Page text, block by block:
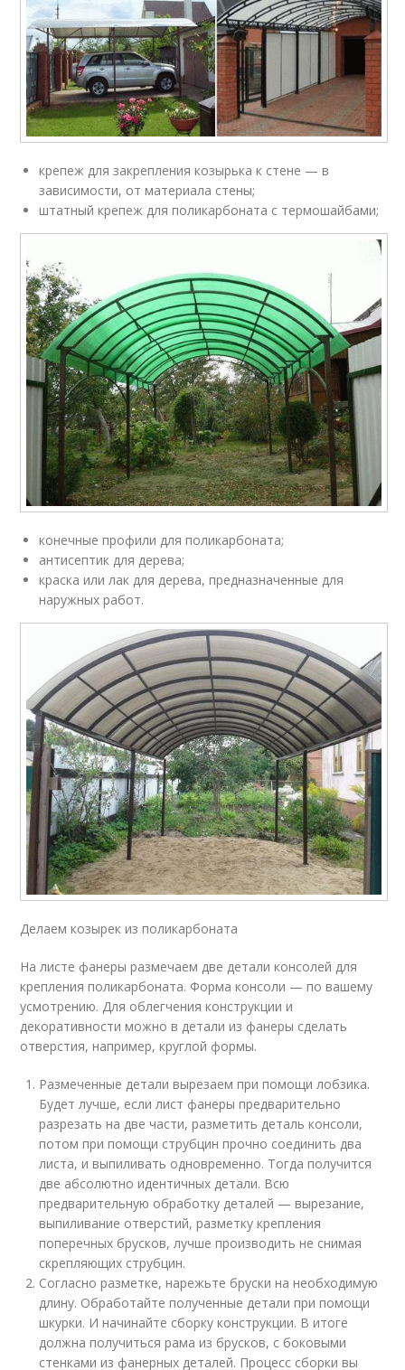
крепеж для закрепления козырька к стене — в
зависимости, от материала стены;
штатный крепеж для поликарбоната с термошайбами;
конечные профили для поликарбоната;
антисептик для дерева;
краска или лак для дерева, предназначенные для
наружных работ.
Делаем козырек из поликарбоната
На листе фанеры размечаем две детали консолей для
крепления поликарбоната. Форма консоли — по вашему
усмотрению. Для облегчения конструкции и
декоративности можно в детали из фанеры сделать
отверстия, например, круглой формы.
Размеченные детали вырезаем при помощи лобзика.
Будет лучше, если лист фанеры предварительно
разрезать на две части, разметить деталь консоли,
потом при помощи струбцин прочно соединить два
листа, и выпиливать одновременно. Тогда получится
две абсолютно идентичных детали. Всю
предварительную обработку деталей — вырезание,
выпиливание отверстий, разметку крепления
поперечных брусков, лучше производить не снимая
скрепляющих струбцин.
Согласно разметке, нарежьте бруски на необходимую
длину. Обработайте полученные детали при помощи
шкурки. И начинайте сборку конструкции. В итоге
должна получиться рама из брусков, с боковыми
стенками из фанерных деталей. Процесс сборки вы